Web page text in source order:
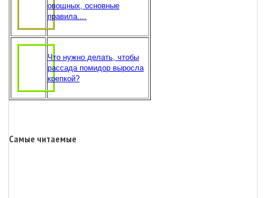
овощных, основные
правила....
Что нужно делать, чтобы
рассада помидор выросла
крепкой?
Самые читаемые